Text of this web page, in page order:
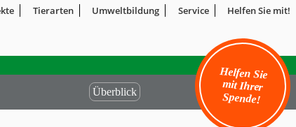
Tierarten Umweltbildung Service Helfen Sie mit!
Helfen Sie
mit Ihrer
Spende!
Überblick